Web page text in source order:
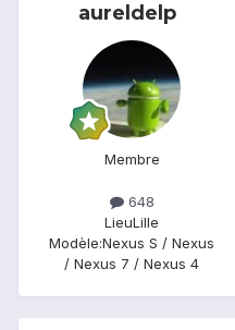
aureldelp
Membre
648
LieuLille
Modèle:Nexus S / Nexus
/ Nexus 7 / Nexus 4